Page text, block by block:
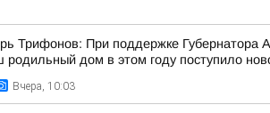
Трифонов: При поддержке Губернатора
родильный дом в этом году поступило
Вчера, 10:03